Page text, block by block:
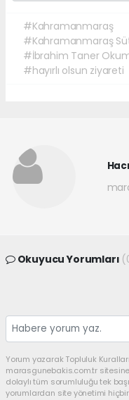
#Kahramanmaraş
#Kahramanmaraş
#İbrahim Taner
#hayırlı olsun ziyareti
Okuyucu Yorumları
Yorum yazarak Topluluk
marasgunebakis.com.tr
dolaylı tüm sorumluluğu tek
yorumlardan site yönetimi